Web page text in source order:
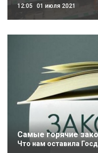
12:05 01 июля 2021
Самые горячие
Что нам оставила